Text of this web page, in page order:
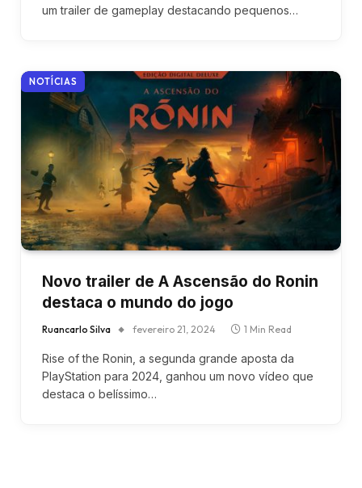
um trailer de gameplay destacando pequenos…
NOTÍCIAS
Novo trailer de A Ascensão do Ronin
destaca o mundo do jogo
Ruancarlo Silva fevereiro 21, 2024 1 Min Read
Rise of the Ronin, a segunda grande aposta da
PlayStation para 2024, ganhou um novo vídeo que
destaca o belíssimo…